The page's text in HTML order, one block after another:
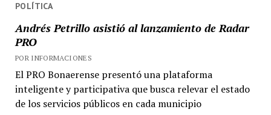
POLÍTICA
Andrés Petrillo asistió al lanzamiento de Radar
PRO
POR INFORMACIONES
El PRO Bonaerense presentó una plataforma
inteligente y participativa que busca relevar el estado
de los servicios públicos en cada municipio